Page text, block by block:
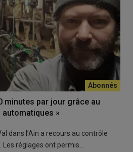
minutes par jour grâce au
»
dans l’Ain a recours au contrôle
Les réglages ont permis…